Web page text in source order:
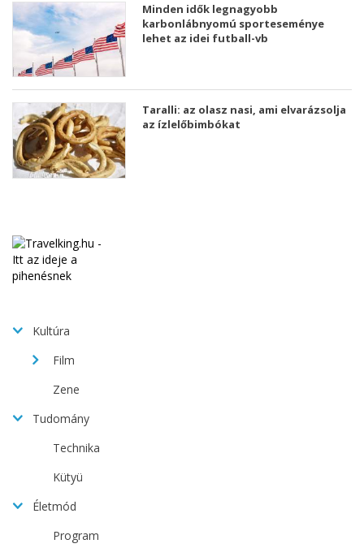
Minden idők legnagyobb
karbonlábnyomú sporteseménye
lehet az idei futball-vb
Taralli: az olasz nasi, ami elvarázsolja
az ízlelőbimbókat
Kultúra
Film
Zene
Tudomány
Technika
Kütyü
Életmód
Program